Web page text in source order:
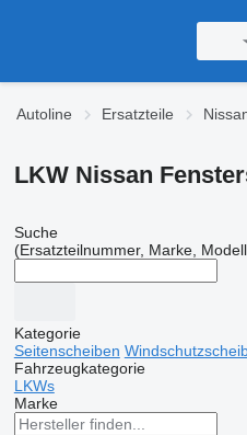
Autoline Ersatzteile
LKW Nissan
Suche
(Ersatzteilnummer, Marke,
Kategorie
Seitenscheiben
Fahrzeugkategorie
LKWs
Marke